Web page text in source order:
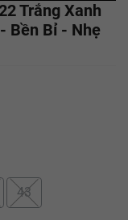
Trắng Xanh
Bền Bỉ - Nhẹ
43